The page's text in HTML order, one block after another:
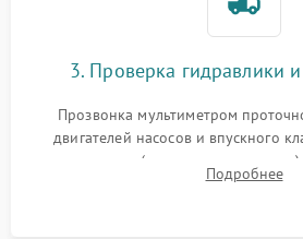
3. Проверка гидравлики
Прозвонка мультиметром
двигателей насосов и впускного
прессостата (датчика уровня
концевика дверцы и электронного
Подробнее